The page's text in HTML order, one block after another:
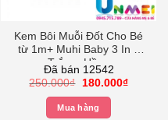
Kem Bôi Muỗi Đốt Cho Bé
từ 1m+ Muhi Baby 3 In 1
Trắng- Hồng
Đã bán 12542
250.000₫
Giá
là:
250.000₫.
180.000₫Giá
Mua hàng